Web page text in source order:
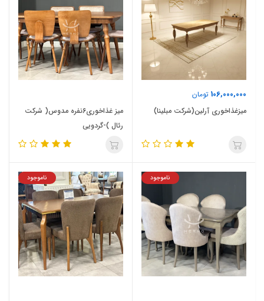
106,000,000 تومان
میزغذاخوری آرلین(شرکت مبلینا)
میز غذاخوری6نفره مدوس( شرکت
رئال )-گردویی
ناموجود ناموجود